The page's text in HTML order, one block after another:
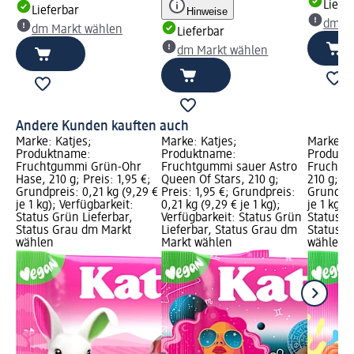
Lieferbar
dm Markt wählen
Hinweise
Lieferbar
dm Markt wählen
dm
Andere Kunden kauften auch
Marke: Katjes;
Produktname:
Fruchtgummi Grün-Ohr
Hase, 210 g; Preis: 1,95 €;
Grundpreis: 0,21 kg (9,29 €
je 1 kg); Verfügbarkeit:
Status Grün Lieferbar,
Status Grau dm Markt
wählen
Marke: Katjes;
Produktname:
Fruchtgummi sauer Astro
Queen Of Stars, 210 g;
Preis: 1,95 €; Grundpreis:
0,21 kg (9,29 € je 1 kg);
Verfügbarkeit: Status Grün
Lieferbar, Status Grau dm
Markt wählen
Marke:
210 g;
je 1 kg);
Status
Status
wählen